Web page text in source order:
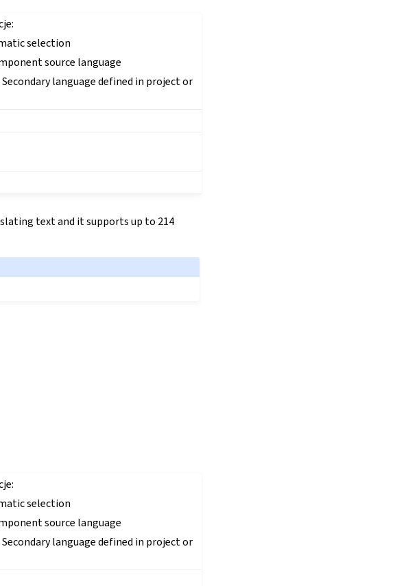
selection
source language
Secondary language defined in project or
text and it supports up to 214
selection
source language
Secondary language defined in project or